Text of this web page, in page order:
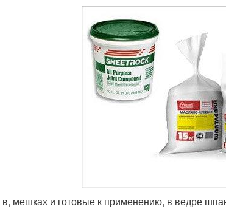
мешках и готовые к применению, в ведре